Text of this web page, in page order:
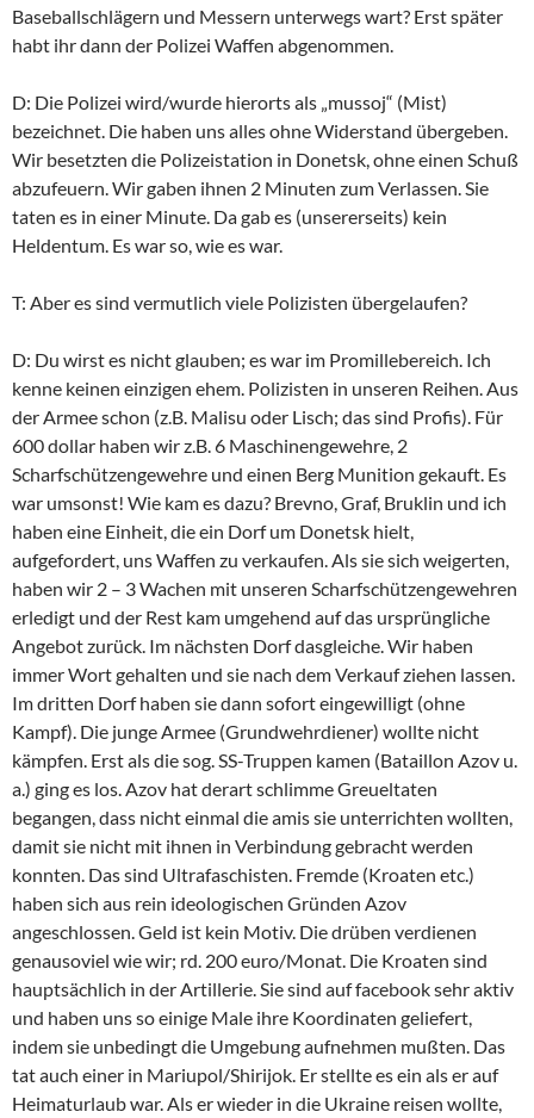
Baseballschlägern und Messern unterwegs wart? Erst später
habt ihr dann der Polizei Waffen abgenommen.
D: Die Polizei wird/wurde hierorts als „mussoj“ (Mist)
bezeichnet. Die haben uns alles ohne Widerstand übergeben.
Wir besetzten die Polizeistation in Donetsk, ohne einen Schuß
abzufeuern. Wir gaben ihnen 2 Minuten zum Verlassen. Sie
taten es in einer Minute. Da gab es (unsererseits) kein
Heldentum. Es war so, wie es war.
T: Aber es sind vermutlich viele Polizisten übergelaufen?
D: Du wirst es nicht glauben; es war im Promillebereich. Ich
kenne keinen einzigen ehem. Polizisten in unseren Reihen. Aus
der Armee schon (z.B. Malisu oder Lisch; das sind Profis). Für
600 dollar haben wir z.B. 6 Maschinengewehre, 2
Scharfschützengewehre und einen Berg Munition gekauft. Es
war umsonst! Wie kam es dazu? Brevno, Graf, Bruklin und ich
haben eine Einheit, die ein Dorf um Donetsk hielt,
aufgefordert, uns Waffen zu verkaufen. Als sie sich weigerten,
haben wir 2 – 3 Wachen mit unseren Scharfschützengewehren
erledigt und der Rest kam umgehend auf das ursprüngliche
Angebot zurück. Im nächsten Dorf dasgleiche. Wir haben
immer Wort gehalten und sie nach dem Verkauf ziehen lassen.
Im dritten Dorf haben sie dann sofort eingewilligt (ohne
Kampf). Die junge Armee (Grundwehrdiener) wollte nicht
kämpfen. Erst als die sog. SS-Truppen kamen (Bataillon Azov u.
a.) ging es los. Azov hat derart schlimme Greueltaten
begangen, dass nicht einmal die amis sie unterrichten wollten,
damit sie nicht mit ihnen in Verbindung gebracht werden
konnten. Das sind Ultrafaschisten. Fremde (Kroaten etc.)
haben sich aus rein ideologischen Gründen Azov
angeschlossen. Geld ist kein Motiv. Die drüben verdienen
genausoviel wie wir; rd. 200 euro/Monat. Die Kroaten sind
hauptsächlich in der Artillerie. Sie sind auf facebook sehr aktiv
und haben uns so einige Male ihre Koordinaten geliefert,
indem sie unbedingt die Umgebung aufnehmen mußten. Das
tat auch einer in Mariupol/Shirijok. Er stellte es ein als er auf
Heimaturlaub war. Als er wieder in die Ukraine reisen wollte,